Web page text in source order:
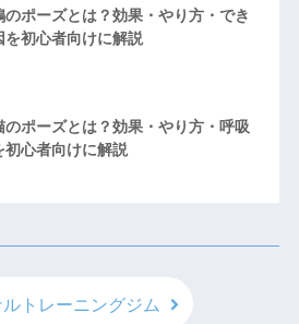
のポーズとは？効果・やり方・でき
を初心者向けに解説
のポーズとは？効果・やり方・呼吸
初心者向けに解説
トレーニングジム